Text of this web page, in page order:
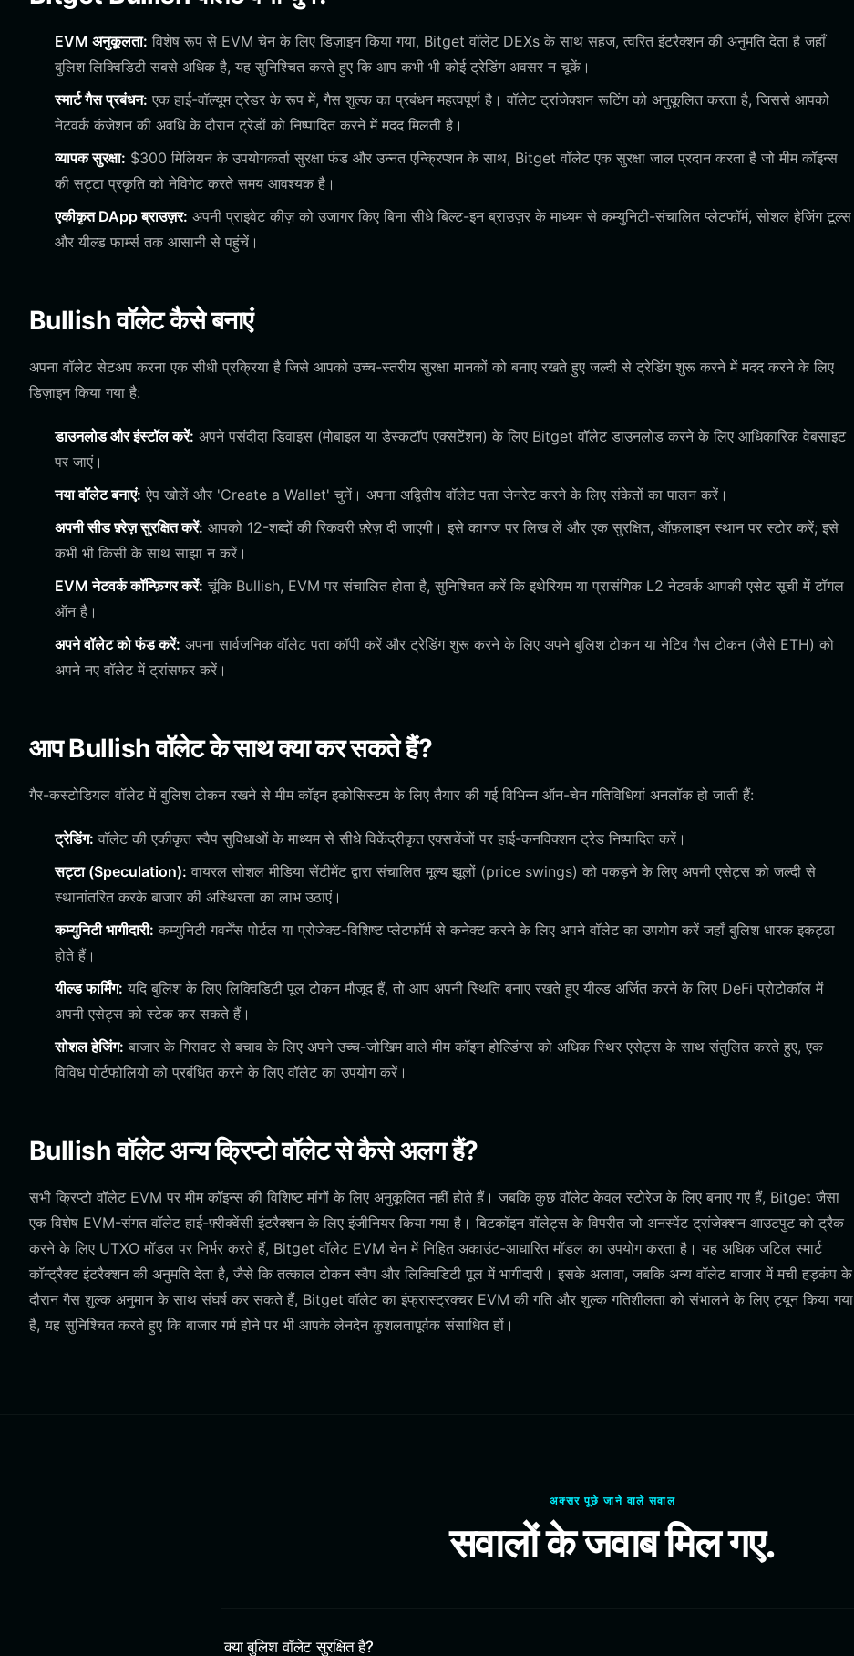
EVM अनुकूलता: विशेष रूप से EVM चेन के लिए डिज़ाइन किया गया, Bitget वॉलेट DEXs के साथ सहज, त्वरित इंटरैक्शन की अनुमति देता है जहाँ
बुलिश लिक्विडिटी सबसे अधिक है, यह सुनिश्चित करते हुए कि आप कभी भी कोई ट्रेडिंग अवसर न चूकें।
स्मार्ट गैस प्रबंधन: एक हाई-वॉल्यूम ट्रेडर के रूप में, गैस शुल्क का प्रबंधन महत्वपूर्ण है। वॉलेट ट्रांजेक्शन रूटिंग को अनुकूलित करता है, जिससे आपको
नेटवर्क कंजेशन की अवधि के दौरान ट्रेडों को निष्पादित करने में मदद मिलती है।
व्यापक सुरक्षा: $300 मिलियन के उपयोगकर्ता सुरक्षा फंड और उन्नत एन्क्रिप्शन के साथ, Bitget वॉलेट एक सुरक्षा जाल प्रदान करता है जो मीम कॉइन्स
की सट्टा प्रकृति को नेविगेट करते समय आवश्यक है।
एकीकृत DApp ब्राउज़र: अपनी प्राइवेट कीज़ को उजागर किए बिना सीधे बिल्ट-इन ब्राउज़र के माध्यम से कम्युनिटी-संचालित प्लेटफॉर्म, सोशल हेजिंग टूल्स
और यील्ड फार्म्स तक आसानी से पहुंचें।
Bullish वॉलेट कैसे बनाएं
अपना वॉलेट सेटअप करना एक सीधी प्रक्रिया है जिसे आपको उच्च-स्तरीय सुरक्षा मानकों को बनाए रखते हुए जल्दी से ट्रेडिंग शुरू करने में मदद करने के लिए
डिज़ाइन किया गया है:
डाउनलोड और इंस्टॉल करें: अपने पसंदीदा डिवाइस (मोबाइल या डेस्कटॉप एक्सटेंशन) के लिए Bitget वॉलेट डाउनलोड करने के लिए आधिकारिक वेबसाइट
पर जाएं।
नया वॉलेट बनाएं: ऐप खोलें और 'Create a Wallet' चुनें। अपना अद्वितीय वॉलेट पता जेनरेट करने के लिए संकेतों का पालन करें।
अपनी सीड फ़्रेज़ सुरक्षित करें: आपको 12-शब्दों की रिकवरी फ़्रेज़ दी जाएगी। इसे कागज पर लिख लें और एक सुरक्षित, ऑफ़लाइन स्थान पर स्टोर करें; इसे
कभी भी किसी के साथ साझा न करें।
EVM नेटवर्क कॉन्फ़िगर करें: चूंकि Bullish, EVM पर संचालित होता है, सुनिश्चित करें कि इथेरियम या प्रासंगिक L2 नेटवर्क आपकी एसेट सूची में टॉगल
ऑन है।
अपने वॉलेट को फंड करें: अपना सार्वजनिक वॉलेट पता कॉपी करें और ट्रेडिंग शुरू करने के लिए अपने बुलिश टोकन या नेटिव गैस टोकन (जैसे ETH) को
अपने नए वॉलेट में ट्रांसफर करें।
आप Bullish वॉलेट के साथ क्या कर सकते हैं?
गैर-कस्टोडियल वॉलेट में बुलिश टोकन रखने से मीम कॉइन इकोसिस्टम के लिए तैयार की गई विभिन्न ऑन-चेन गतिविधियां अनलॉक हो जाती हैं:
ट्रेडिंग: वॉलेट की एकीकृत स्वैप सुविधाओं के माध्यम से सीधे विकेंद्रीकृत एक्सचेंजों पर हाई-कनविक्शन ट्रेड निष्पादित करें।
सट्टा (Speculation): वायरल सोशल मीडिया सेंटीमेंट द्वारा संचालित मूल्य झूलों (price swings) को पकड़ने के लिए अपनी एसेट्स को जल्दी से
स्थानांतरित करके बाजार की अस्थिरता का लाभ उठाएं।
कम्युनिटी भागीदारी: कम्युनिटी गवर्नेंस पोर्टल या प्रोजेक्ट-विशिष्ट प्लेटफॉर्म से कनेक्ट करने के लिए अपने वॉलेट का उपयोग करें जहाँ बुलिश धारक इकट्ठा
होते हैं।
यील्ड फार्मिंग: यदि बुलिश के लिए लिक्विडिटी पूल टोकन मौजूद हैं, तो आप अपनी स्थिति बनाए रखते हुए यील्ड अर्जित करने के लिए DeFi प्रोटोकॉल में
अपनी एसेट्स को स्टेक कर सकते हैं।
सोशल हेजिंग: बाजार के गिरावट से बचाव के लिए अपने उच्च-जोखिम वाले मीम कॉइन होल्डिंग्स को अधिक स्थिर एसेट्स के साथ संतुलित करते हुए, एक
विविध पोर्टफोलियो को प्रबंधित करने के लिए वॉलेट का उपयोग करें।
Bullish वॉलेट अन्य क्रिप्टो वॉलेट से कैसे अलग हैं?
सभी क्रिप्टो वॉलेट EVM पर मीम कॉइन्स की विशिष्ट मांगों के लिए अनुकूलित नहीं होते हैं। जबकि कुछ वॉलेट केवल स्टोरेज के लिए बनाए गए हैं, Bitget जैसा
एक विशेष EVM-संगत वॉलेट हाई-फ़्रीक्वेंसी इंटरैक्शन के लिए इंजीनियर किया गया है। बिटकॉइन वॉलेट्स के विपरीत जो अनस्पेंट ट्रांजेक्शन आउटपुट को ट्रैक
करने के लिए UTXO मॉडल पर निर्भर करते हैं, Bitget वॉलेट EVM चेन में निहित अकाउंट-आधारित मॉडल का उपयोग करता है। यह अधिक जटिल स्मार्ट
कॉन्ट्रैक्ट इंटरैक्शन की अनुमति देता है, जैसे कि तत्काल टोकन स्वैप और लिक्विडिटी पूल में भागीदारी। इसके अलावा, जबकि अन्य वॉलेट बाजार में मची हड़कंप के
दौरान गैस शुल्क अनुमान के साथ संघर्ष कर सकते हैं, Bitget वॉलेट का इंफ्रास्ट्रक्चर EVM की गति और शुल्क गतिशीलता को संभालने के लिए ट्यून किया गया
है, यह सुनिश्चित करते हुए कि बाजार गर्म होने पर भी आपके लेनदेन कुशलतापूर्वक संसाधित हों।
अक्सर पूछे जाने वाले सवाल
सवालों के जवाब मिल गए.
क्या बुलिश वॉलेट सुरक्षित है?